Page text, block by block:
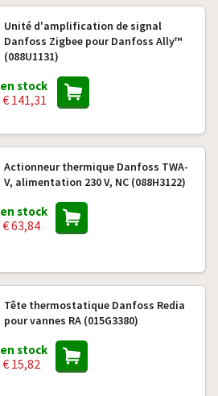
Unité d'amplification de signal
Danfoss Zigbee pour Danfoss Ally™
(088U1131)
en stock
€ 141,31
Actionneur thermique Danfoss TWA-
V, alimentation 230 V, NC (088H3122)
en stock
€ 63,84
Tête thermostatique Danfoss Redia
pour vannes RA (015G3380)
en stock
€ 15,82